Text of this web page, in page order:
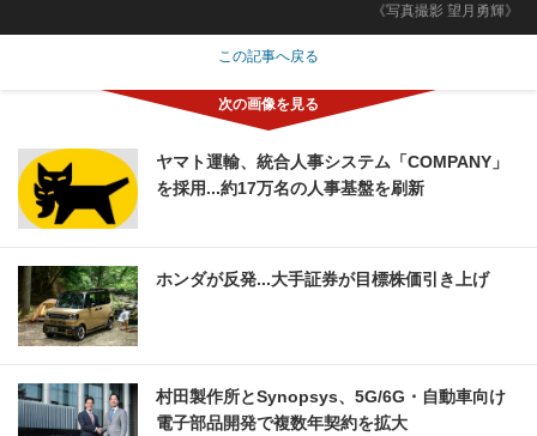
《写真撮影 望月勇輝》
この記事へ戻る
ヤマト運輸、統合人事システム「COMPANY」
を採用...約17万名の人事基盤を刷新
ホンダが反発...大手証券が目標株価引き上げ
村田製作所とSynopsys、5G/6G・自動車向け
電子部品開発で複数年契約を拡大